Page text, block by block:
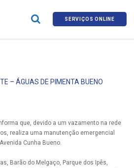
SERVIÇOS ONLINE
– ÁGUAS DE PIMENTA BUENO
que, devido a um vazamento na rede
realiza uma manutenção emergencial
Cunha Bueno.
Barão do Melgaço, Parque dos Ipês,